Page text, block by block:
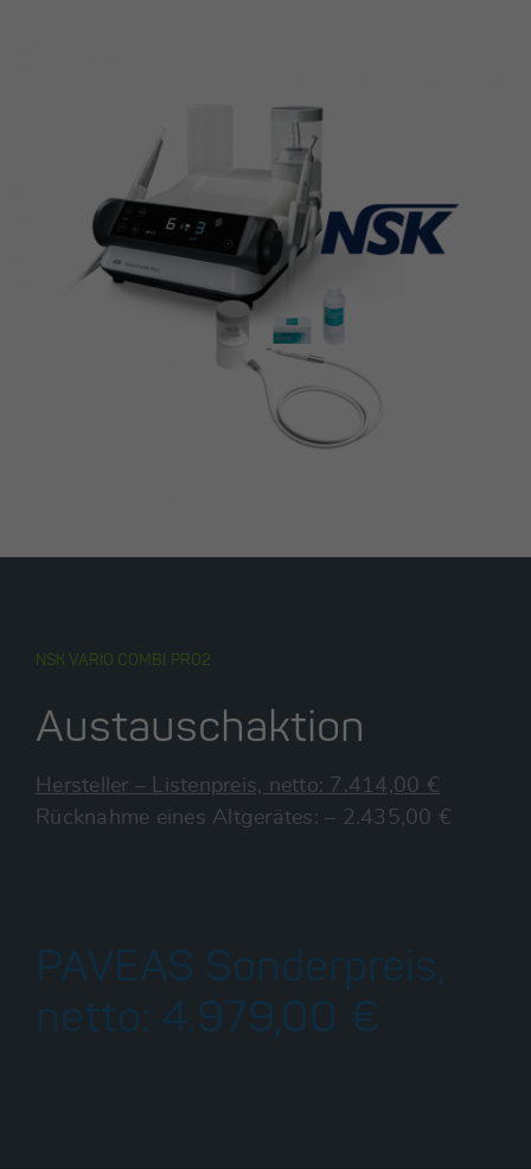
NSK VARIO COMBI PRO2
Austauschaktion
Hersteller – Listenpreis, netto: 7.414,00 €
Rücknahme eines Altgerätes: – 2.435,00 €
PAVEAS Sonderpreis,
netto: 4.979,00 €